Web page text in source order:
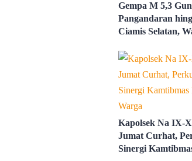
Gempa M 5,3
Pangandaran
Ciamis Selatan,
Tidak Berpotensi
Kapolsek Na IX-
Jumat Curhat,
Sinergi